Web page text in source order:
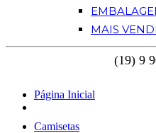
MAIS
Página Inicial
Camisetas